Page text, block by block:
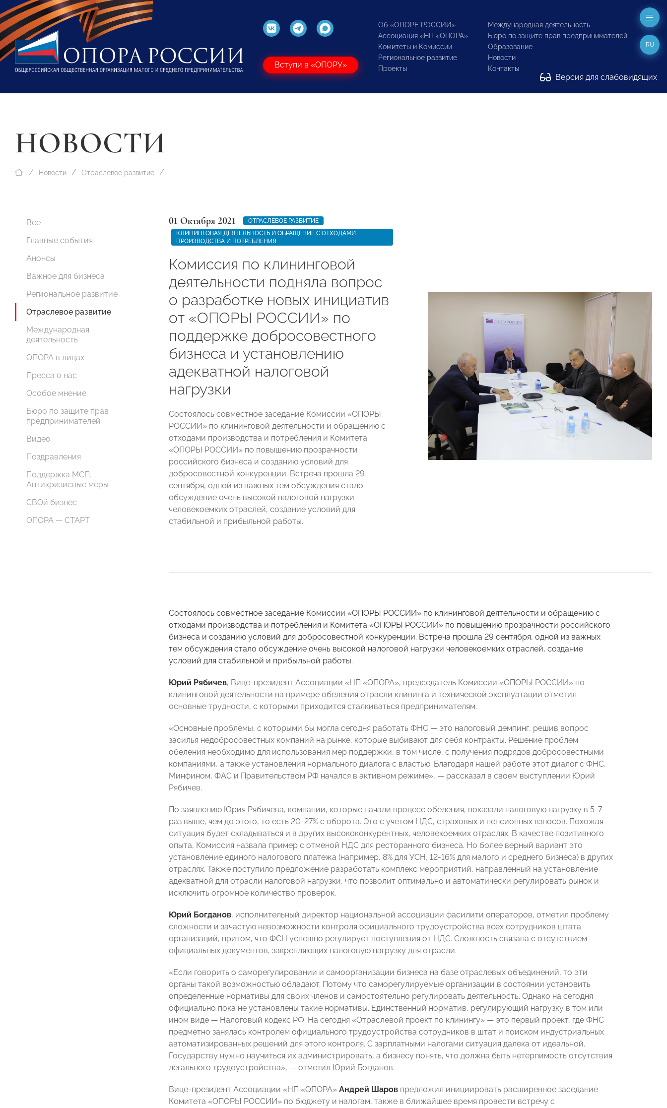
Вступи в «ОПОРУ»
Об «ОПОРЕ РОССИИ»
Ассоциация «НП «ОПОРА»
Комитеты и Комиссии
Региональное развитие
Проекты
Международная деятельность
Бюро по защите прав предпринимателей
Образование
Новости
Контакты
Версия для слабовидящих
RU
НОВОСТИ
Новости Отраслевое развитие
Все
Главные события
Анонсы
Важное для бизнеса
Региональное развитие
Отраслевое развитие
Международная
деятельность
ОПОРА в лицах
Пресса о нас
Особое мнение
Бюро по защите прав
предпринимателей
Видео
Поздравления
Поддержка МСП.
Антикризисные меры
СВОй бизнес
ОПОРА — СТАРТ
01 Октября 2021
ОТРАСЛЕВОЕ РАЗВИТИЕ
КЛИНИНГОВАЯ ДЕЯТЕЛЬНОСТЬ И ОБРАЩЕНИЕ С ОТХОДАМИ
ПРОИЗВОДСТВА И ПОТРЕБЛЕНИЯ
Комиссия по клининговой
деятельности подняла вопрос
о разработке новых инициатив
от «ОПОРЫ РОССИИ» по
поддержке добросовестного
бизнеса и установлению
адекватной налоговой
нагрузки
Состоялось совместное заседание Комиссии «ОПОРЫ
РОССИИ» по клининговой деятельности и обращению с
отходами производства и потребления и Комитета
«ОПОРЫ РОССИИ» по повышению прозрачности
российского бизнеса и созданию условий для
добросовестной конкуренции. Встреча прошла 29
сентября, одной из важных тем обсуждения стало
обсуждение очень высокой налоговой нагрузки
человекоемких отраслей, создание условий для
стабильной и прибыльной работы.
Состоялось совместное заседание Комиссии «ОПОРЫ РОССИИ» по клининговой деятельности и обращению с
отходами производства и потребления и Комитета «ОПОРЫ РОССИИ» по повышению прозрачности российского
бизнеса и созданию условий для добросовестной конкуренции. Встреча прошла 29 сентября, одной из важных
тем обсуждения стало обсуждение очень высокой налоговой нагрузки человекоемких отраслей, создание
условий для стабильной и прибыльной работы.
Юрий Рябичев, Вице-президент Ассоциации «НП «ОПОРА», председатель Комиссии «ОПОРЫ РОССИИ» по
клининговой деятельности на примере обеления отрасли клининга и технической эксплуатации отметил
основные трудности, с которыми приходится сталкиваться предпринимателям.
«Основные проблемы, с которыми бы могла сегодня работать ФНС — это налоговый демпинг, решив вопрос
засилья недобросовестных компаний на рынке, которые выбивают для себя контракты. Решение проблем
обеления необходимо для использования мер поддержки, в том числе, с получения подрядов добросовестными
компаниями, а также установления нормального диалога с властью. Благодаря нашей работе этот диалог с ФНС,
Минфином, ФАС и Правительством РФ начался в активном режиме», — рассказал в своем выступлении Юрий
Рябичев.
По заявлению Юрия Рябичева, компании, которые начали процесс обеления, показали налоговую нагрузку в 5-7
раз выше, чем до этого, то есть 20-27% с оборота. Это с учетом НДС, страховых и пенсионных взносов. Похожая
ситуация будет складываться и в других высококонкурентных, человекоемких отраслях. В качестве позитивного
опыта, Комиссия назвала пример с отменой НДС для ресторанного бизнеса. Но более верный вариант это
установление единого налогового платежа (например, 8% для УСН, 12-16% для малого и среднего бизнеса) в других
отраслях. Также поступило предложение разработать комплекс мероприятий, направленный на установление
адекватной для отрасли налоговой нагрузки, что позволит оптимально и автоматически регулировать рынок и
исключить огромное количество проверок.
Юрий Богданов, исполнительный директор национальной ассоциации фасилити операторов, отметил проблему
сложности и зачастую невозможности контроля официального трудоустройства всех сотрудников штата
организаций, притом, что ФСН успешно регулирует поступления от НДС. Сложность связана с отсутствием
официальных документов, закрепляющих налоговую нагрузку для отрасли.
«Если говорить о саморегулировании и самоорганизации бизнеса на базе отраслевых объединений, то эти
органы такой возможностью обладают. Потому что саморегулируемые организации в состоянии установить
определенные нормативы для своих членов и самостоятельно регулировать деятельность. Однако на сегодня
официально пока не установлены такие нормативы. Единственный норматив, регулирующий нагрузку в том или
ином виде — Налоговый кодекс РФ. На сегодня «Отраслевой проект по клинингу» — это первый проект, где ФНС
предметно занялась контролем официального трудоустройства сотрудников в штат и поиском индустриальных
автоматизированных решений для этого контроля. С зарплатными налогами ситуация далека от идеальной.
Государству нужно научиться их администрировать, а бизнесу понять, что должна быть нетерпимость отсутствия
легального трудоустройства», — отметил Юрий Богданов.
Вице-президент Ассоциации «НП «ОПОРА» Андрей Шаров предложил инициировать расширенное заседание
Комитета «ОПОРЫ РОССИИ» по бюджету и налогам, также в ближайшее время провести встречу с